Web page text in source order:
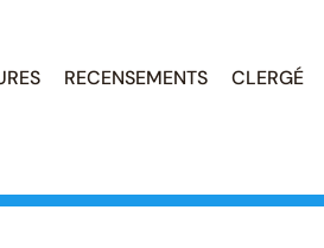
RECENSEMENTS CLERGÉ